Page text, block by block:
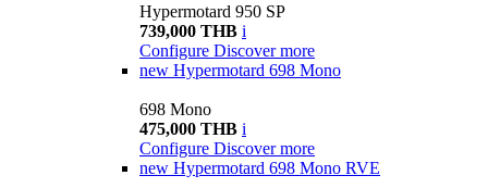
Hypermotard 950 SP
739,000 THB i
Configure Discover more
new Hypermotard 698 Mono
698 Mono
475,000 THB i
Configure Discover more
new Hypermotard 698 Mono RVE